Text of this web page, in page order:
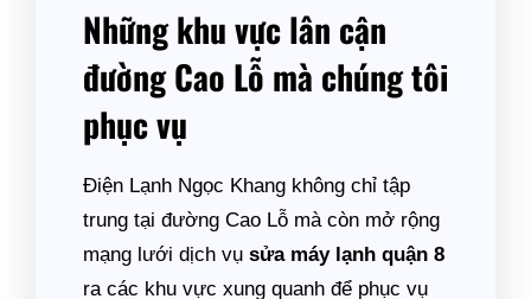
Những khu vực lân cận
đường Cao Lỗ mà chúng tôi
phục vụ
Điện Lạnh Ngọc Khang không chỉ tập
trung tại đường Cao Lỗ mà còn mở rộng
mạng lưới dịch vụ sửa máy lạnh quận 8
ra các khu vực xung quanh để phục vụ